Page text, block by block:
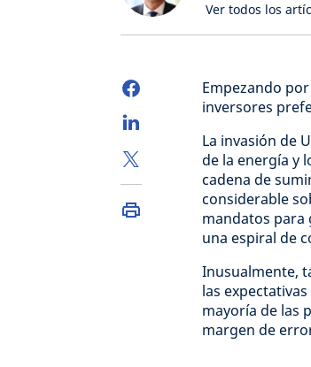
Ver todos los
Empezando
inversores
La invasión de
de la energía y
cadena de
considerable
mandatos para
una espiral de
Inusualmente,
las
mayoría de las
margen de